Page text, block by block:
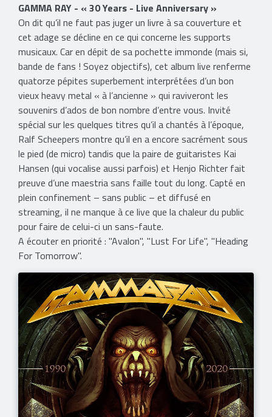
GAMMA RAY - « 30 Years - Live Anniversary »
On dit qu’il ne faut pas juger un livre à sa couverture et
cet adage se décline en ce qui concerne les supports
musicaux. Car en dépit de sa pochette immonde (mais si,
bande de fans ! Soyez objectifs), cet album live renferme
quatorze pépites superbement interprétées d’un bon
vieux heavy metal « à l’ancienne » qui raviveront les
souvenirs d’ados de bon nombre d’entre vous. Invité
spécial sur les quelques titres qu’il a chantés à l’époque,
Ralf Scheepers montre qu’il en a encore sacrément sous
le pied (de micro) tandis que la paire de guitaristes Kai
Hansen (qui vocalise aussi parfois) et Henjo Richter fait
preuve d’une maestria sans faille tout du long. Capté en
plein confinement – sans public – et diffusé en
streaming, il ne manque à ce live que la chaleur du public
pour faire de celui-ci un sans-faute.
​A écouter en priorité : "Avalon", "Lust For Life", "Heading
For Tomorrow".